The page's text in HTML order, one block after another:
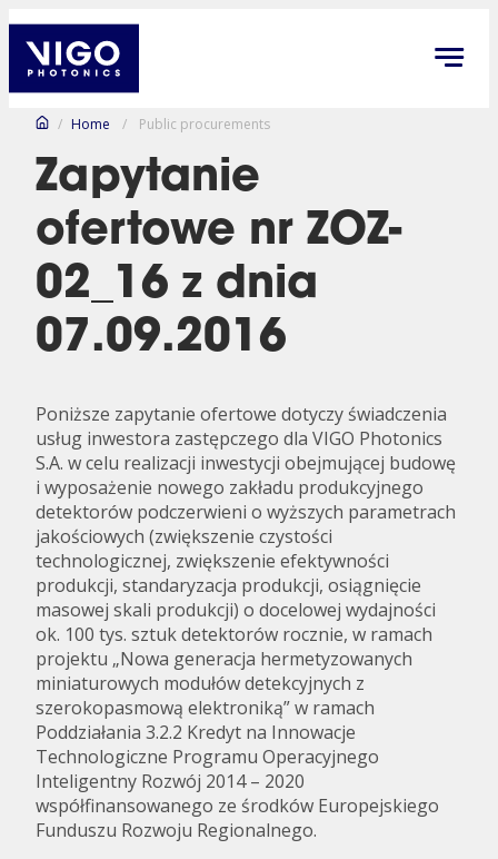
/ Home / Public procurements
Zapytanie
ofertowe nr ZOZ-
02_16 z dnia
07.09.2016
Poniższe zapytanie ofertowe dotyczy świadczenia
usług inwestora zastępczego dla VIGO Photonics
S.A. w celu realizacji inwestycji obejmującej budowę
i wyposażenie nowego zakładu produkcyjnego
detektorów podczerwieni o wyższych parametrach
jakościowych (zwiększenie czystości
technologicznej, zwiększenie efektywności
produkcji, standaryzacja produkcji, osiągnięcie
masowej skali produkcji) o docelowej wydajności
ok. 100 tys. sztuk detektorów rocznie, w ramach
projektu „Nowa generacja hermetyzowanych
miniaturowych modułów detekcyjnych z
szerokopasmową elektroniką” w ramach
Poddziałania 3.2.2 Kredyt na Innowacje
Technologiczne Programu Operacyjnego
Inteligentny Rozwój 2014 – 2020
współfinansowanego ze środków Europejskiego
Funduszu Rozwoju Regionalnego.